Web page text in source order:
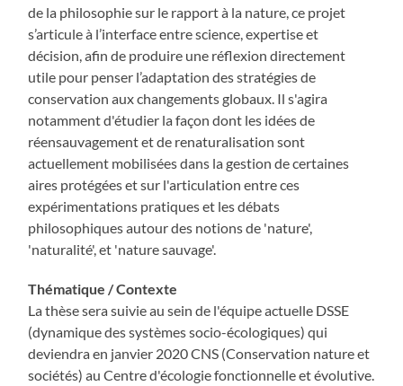
de la philosophie sur le rapport à la nature, ce projet
s’articule à l’interface entre science, expertise et
décision, afin de produire une réflexion directement
utile pour penser l’adaptation des stratégies de
conservation aux changements globaux. Il s'agira
notamment d'étudier la façon dont les idées de
réensauvagement et de renaturalisation sont
actuellement mobilisées dans la gestion de certaines
aires protégées et sur l'articulation entre ces
expérimentations pratiques et les débats
philosophiques autour des notions de 'nature',
'naturalité', et 'nature sauvage'.
Thématique / Contexte
La thèse sera suivie au sein de l'équipe actuelle DSSE
(dynamique des systèmes socio-écologiques) qui
deviendra en janvier 2020 CNS (Conservation nature et
sociétés) au Centre d'écologie fonctionnelle et évolutive.